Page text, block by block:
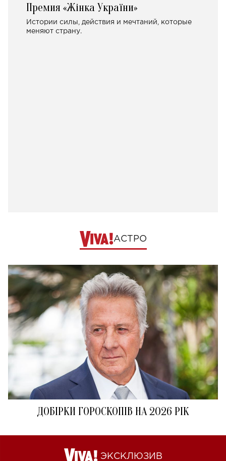
Премия «Жінка України»
Истории силы, действия и мечтаний, которые
меняют страну.
АСТРО
ДОБІРКИ ГОРОСКОПІВ НА 2026 РІК
ЭКСКЛЮЗИВ